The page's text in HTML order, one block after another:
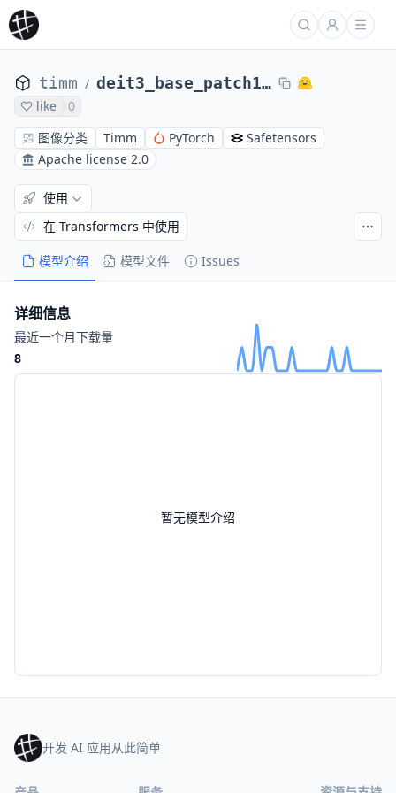
timm / deit3_base_patch16_384.fb_in22k_ft_in1k
like
0
图像分类
Timm PyTorch
Safetensors
Apache license 2.0
模型介绍 模型文件 Issues
使用
在 Transformers 中使用
暂无模型介绍
详细信息
最近一个月下载量
8
开发 AI 应用从此简单